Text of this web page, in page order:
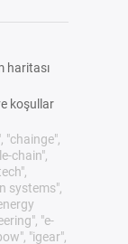
haritası
koşullar
"chainge",
chain",
systems",
"e-
"igear",